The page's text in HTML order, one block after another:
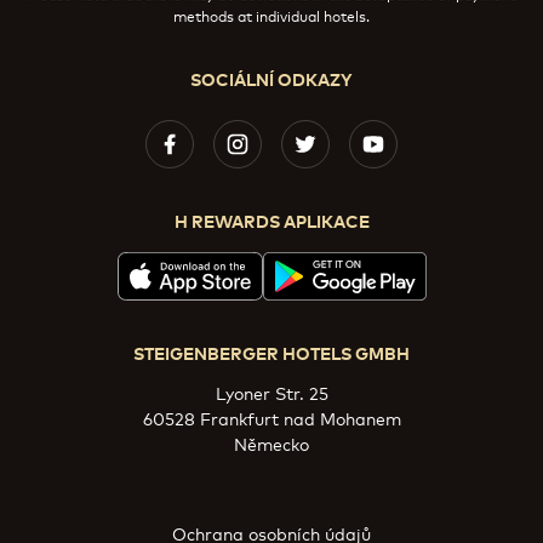
SOCIÁLNÍ ODKAZY
H REWARDS APLIKACE
methods at individual hotels.
STEIGENBERGER HOTELS GMBH
Lyoner Str. 25
60528 Frankfurt nad Mohanem
Německo
Ochrana osobních údajů